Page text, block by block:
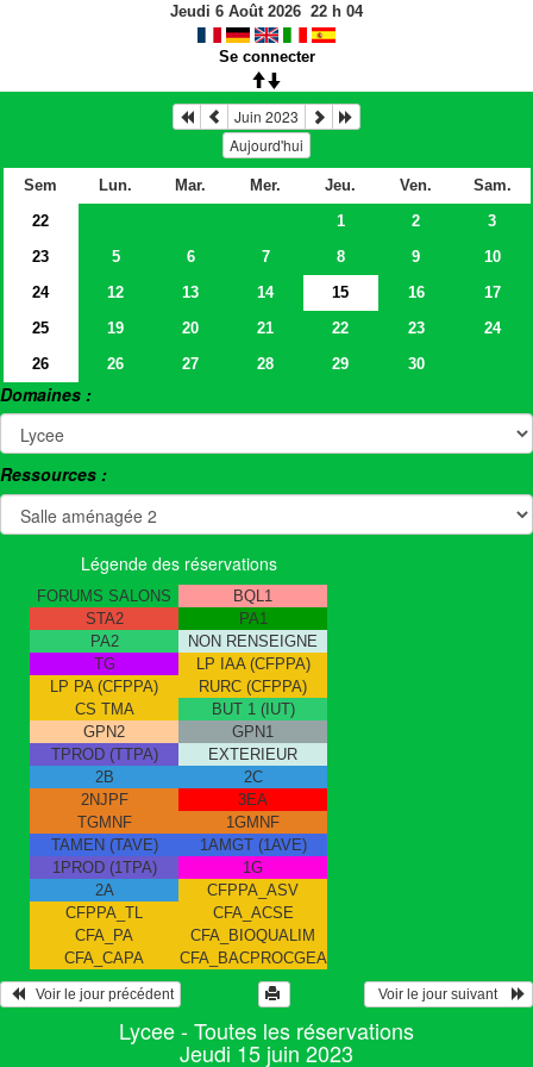
Jeudi 6 Août 2026 22 h 04
Se connecter
Juin 2023
Aujourd'hui
Sem Lun. Mar. Mer. Jeu. Ven.
Sam.
22
1 2
3
23
5 6 7 8 9
10
24
12 13 14 15 16
17
25
19 20 21 22 23
24
26
26 27 28 29 30
Domaines :
Ressources :
Légende des réservations
FORUMS SALONS
BQL1
STA2
PA1
PA2
NON RENSEIGNE
TG
LP IAA (CFPPA)
LP PA (CFPPA)
RURC (CFPPA)
CS TMA
BUT 1 (IUT)
GPN2
GPN1
TPROD (TTPA)
EXTERIEUR
2B
2C
2NJPF
3EA
TGMNF
1GMNF
TAMEN (TAVE)
1AMGT (1AVE)
1PROD (1TPA)
1G
2A
CFPPA_ASV
CFPPA_TL
CFA_ACSE
CFA_PA
CFA_BIOQUALIM
CFA_CAPA
CFA_BACPROCGEA
   Voir le jour précédent
  Voir le jour suivant
Lycee - Toutes les réservations
Jeudi 15 juin 2023